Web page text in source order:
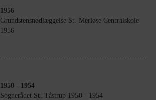
1956
Grundstensnedlæggelse St. Merløse Centralskole
1956
1950 - 1954
Sognerådet St. Tåstrup 1950 - 1954